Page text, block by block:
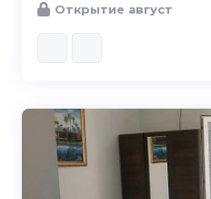
Открытие август